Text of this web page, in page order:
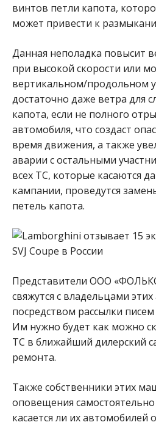
винтов петли капота,
может привести к
Данная неполадка повысит
при высокой скорости или
вертикальном/продольном
достаточно даже ветра для
капота, если не полного
автомобиля, что создаст
время движения, а также
аварии с остальными
всех ТС, которые касаются
кампании, проведутся
петель капота.
Представители ООО
свяжутся с владельцами
посредством рассылки
Им нужно будет как можно
ТС в ближайший дилерский
ремонта.
Также собственники этих
оповещения
касается ли их автомобилей